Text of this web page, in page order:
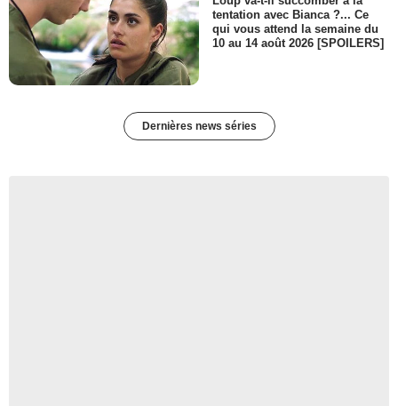
tentation avec Bianca ?... Ce
qui vous attend la semaine du
10 au 14 août 2026 [SPOILERS]
Dernières news séries